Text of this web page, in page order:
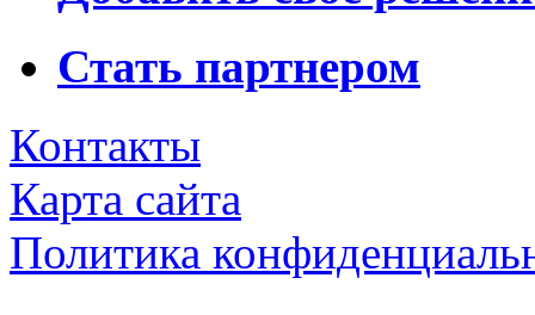
Стать партнером
Контакты
Карта сайта
Политика